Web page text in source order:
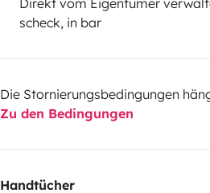
scheck, in bar
Die Stornierungsbedingungen
Zu den Bedingungen
Handtücher